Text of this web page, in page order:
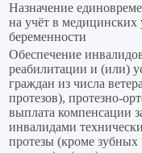
Назначение
на учёт в медицинских
беременности
Обеспечение
реабилитации и (или)
граждан из числа
протезов), протезно-
выплата компенсации
инвалидами
протезы (кроме зубных